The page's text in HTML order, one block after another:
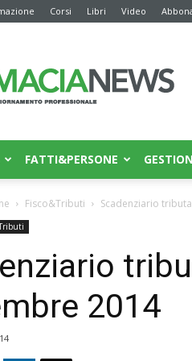
Corsi Libri Video
FATTI&PERSONE
Fisco&Tributi Scadenziario
2014